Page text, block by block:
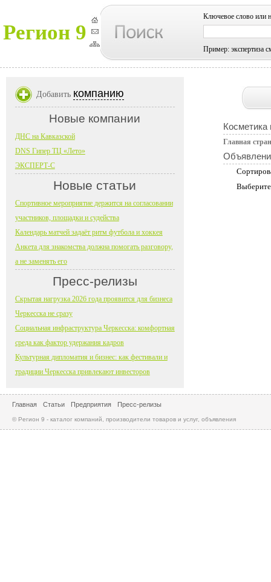
Регион 9
Ключевое слово или
Пример: экспертиза
Главная
Добавить компанию
Новые компании
ДНС на Кавказской
DNS Гипер ТЦ «Лето»
ЭКСПЕРТ-С
Новые статьи
Спортивное мероприятие держится на согласовании
участников, площадки и судейства
Календарь матчей задаёт ритм футбола и хоккея
Анкета для знакомства должна помогать разговору,
а не заменять его
Пресс-релизы
Скрытая нагрузка 2026 года проявится для бизнеса
Черкесска не сразу
Социальная инфраструктура Черкесска: комфортная
среда как фактор удержания кадров
Культурная дипломатия и бизнес: как фестивали и
традиции Черкесска привлекают инвесторов
Главная Статьи Предприятия Пресс-релизы
© Регион 9 - каталог компаний, производители товаров и услуг, объявления